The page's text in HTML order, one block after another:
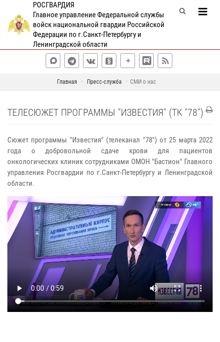
РОСГВАРДИЯ
Главное управление Федеральной службы
войск национальной гвардии Российской
Федерации по г.Санкт-Петербургу и
Ленинградской области
Главная Пресс-служба СМИ о нас
ТЕЛЕСЮЖЕТ ПРОГРАММЫ "ИЗВЕСТИЯ" (ТК "78")
Сюжет программы "Известия" (телеканал "78") от 25 марта 2022
года о добровольной сдаче крови для пациентов
онкологических клиник сотрудниками ОМОН "Бастион" Главного
управления Росгвардии по г.Санкт-Петербургу и Ленинградской
области.